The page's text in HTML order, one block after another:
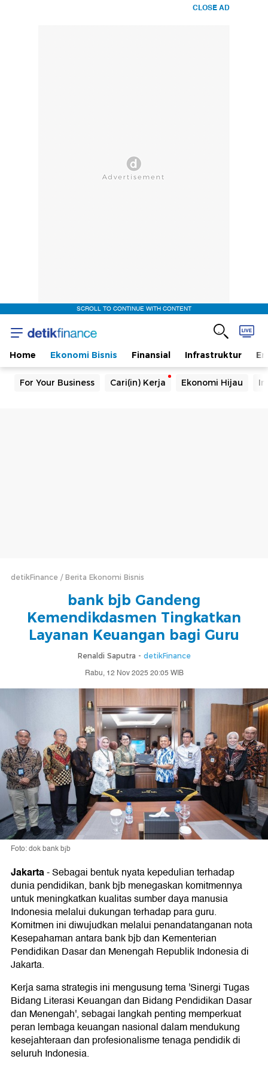
CLOSE AD
SCROLL TO CONTINUE WITH CONTENT
Home Ekonomi Bisnis Finansial Infrastruktur
For Your Business Cari(in) Kerja Ekonomi Hijau
detikFinance Berita Ekonomi Bisnis
bank bjb Gandeng
Kemendikdasmen Tingkatkan
Layanan Keuangan bagi Guru
Renaldi Saputra - detikFinance
Rabu, 12 Nov 2025 20:05 WIB
Foto: dok bank bjb
Jakarta-Sebagai bentuk nyata kepedulian terhadap
dunia pendidikan, bank bjb menegaskan komitmennya
untuk meningkatkan kualitas sumber daya manusia
Indonesia melalui dukungan terhadap para guru.
Komitmen ini diwujudkan melalui penandatanganan nota
Kesepahaman antara bank bjb dan Kementerian
Pendidikan Dasar dan Menengah Republik Indonesia di
Jakarta.
Kerja sama strategis ini mengusung tema 'Sinergi Tugas
Bidang Literasi Keuangan dan Bidang Pendidikan Dasar
dan Menengah', sebagai langkah penting memperkuat
peran lembaga keuangan nasional dalam mendukung
kesejahteraan dan profesionalisme tenaga pendidik di
seluruh Indonesia.